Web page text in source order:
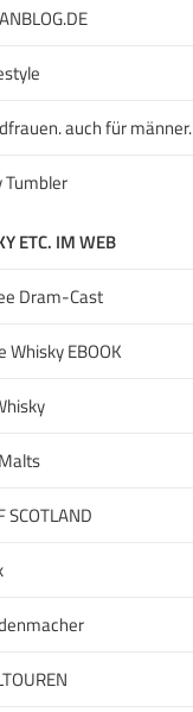
auch für männer.
Tumbler
ETC. IM WEB
Dram-Cast
Whisky EBOOK
SCOTLAND